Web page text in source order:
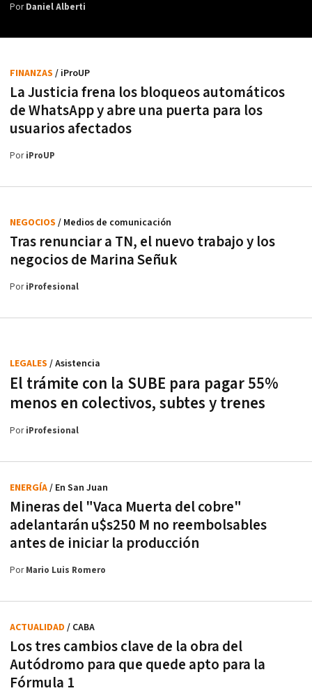
PorDaniel Alberti
La Justicia frena los bloqueos automáticos
de WhatsApp y abre una puerta para los
usuarios afectados
FINANZAS / iProUP
PoriProUP
Tras renunciar a TN, el nuevo trabajo y los
negocios de Marina Señuk
NEGOCIOS / Medios de comunicación
PoriProfesional
El trámite con la SUBE para pagar 55%
menos en colectivos, subtes y trenes
LEGALES / Asistencia
PoriProfesional
Mineras del "Vaca Muerta del cobre"
adelantarán u$s250 M no reembolsables
antes de iniciar la producción
ENERGÍA/ En San Juan
PorMario Luis Romero
Los tres cambios clave de la obra del
Autódromo para que quede apto para la
Fórmula 1
ACTUALIDAD / CABA